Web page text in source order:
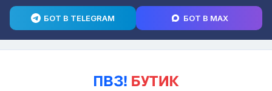
БОТ В TELEGRAM БОТ В MAX